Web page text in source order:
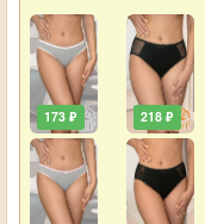
173 ₽ 218 ₽